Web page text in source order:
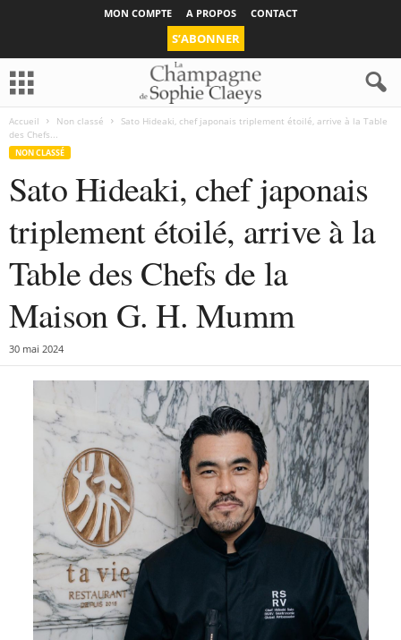
MON COMPTE A PROPOS CONTACT
S’ABONNER
Accueil Non classé
Sato Hideaki, chef japonais triplement étoilé, arrive à la Table
des Chefs...
NON CLASSÉ
Sato Hideaki, chef japonais
triplement étoilé, arrive à la
Table des Chefs de la
Maison G. H. Mumm
30 mai 2024